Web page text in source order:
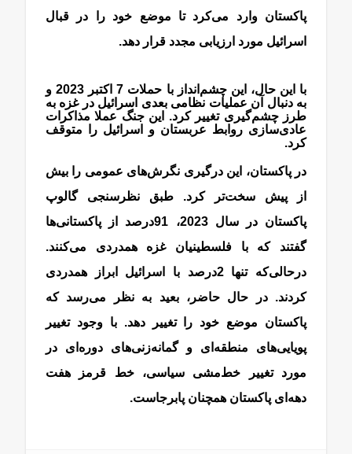
پاکستان وارد می‌کرد تا موضع خود را در قبال
اسرائیل مورد ارزیابی مجدد قرار دهد.
با این حال، این چشم‌انداز با حملات 7 اکتبر 2023 و
به دنبال آن عملیات نظامی بعدی اسرائیل در غزه به
طرز چشم‌گیری تغییر کرد. این جنگ عملا مذاکرات
عادی‌سازی روابط عربستان و اسرائیل را متوقف
کرد.
در پاکستان، این درگیری نگرش‌های عمومی را بیش
از پیش سخت‌تر کرد. طبق نظرسنجی گالوپ
پاکستان در سال 2023، 91درصد از پاکستانی‌ها
گفتند که با فلسطینیان غزه همدردی می‌کنند.
درحالی‌که تنها 2درصد با اسرائیل ابراز همدردی
کردند. در حال حاضر، بعید به نظر می‌رسد که
پاکستان موضع خود را تغییر دهد. با وجود تغییر
پویایی‌های منطقه‌ای و گمانه‌زنی‌های دوره‌ای در
مورد تغییر خط‌مشی سیاسی، خط قرمز هفت
دهه‌ای پاکستان همچنان پابرجاست.